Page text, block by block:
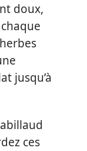
doux,
jusqu’à
ces